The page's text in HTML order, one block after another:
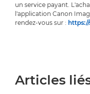
un service payant.
l'application Canon
rendez-vous sur :
Articles